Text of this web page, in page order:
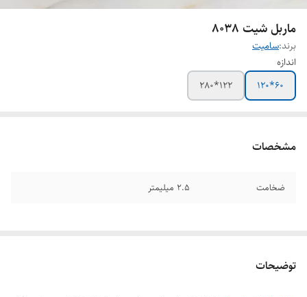
ماربل شیت 8038
برند:سامیت
اندازه
60*120
122*280
مشخصات
ضخامت 2.5 میلیمتر
توضیحات